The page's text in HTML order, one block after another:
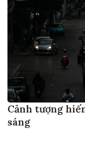
Cảnh tượng
sáng